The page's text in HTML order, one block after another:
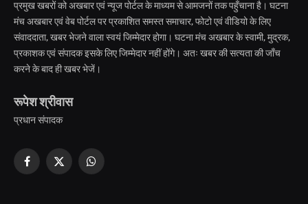
प्रमुख खबरों को अखबार एवं न्यूज पोर्टल के माध्यम से आमजनों तक पहुँचाना है। घटना
मंच अखबार एवं वेब पोर्टल पर प्रकाशित समस्त समाचार, फोटो एवं वीडियो के लिए
संवाददाता, खबर भेजने वाला स्वयं जिम्मेदार होगा। घटना मंच अखबार के स्वामी, मुद्रक,
प्रकाशक एवं संपादक इसके लिए जिम्मेदार नहीं होंगे। अतः खबर की सत्यता की जाँच
करने के बाद ही खबर भेजें।
रूपेश श्रीवास
प्रधान संपादक
Facebook
X
WhatsApp